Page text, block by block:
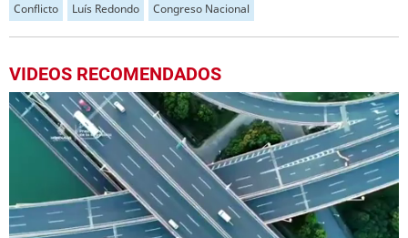
Conflicto Luís Redondo Congreso Nacional
VIDEOS RECOMENDADOS